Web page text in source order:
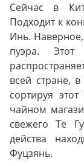
Сейчас в
Подходит к
Инь.
пуэра.
всей стране,
сортируя
чайном
свежего Те
действа
Фуцзянь.